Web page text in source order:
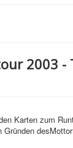
2003
Karten zum